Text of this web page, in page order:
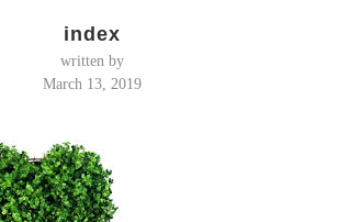
index
written by
March 13, 2019